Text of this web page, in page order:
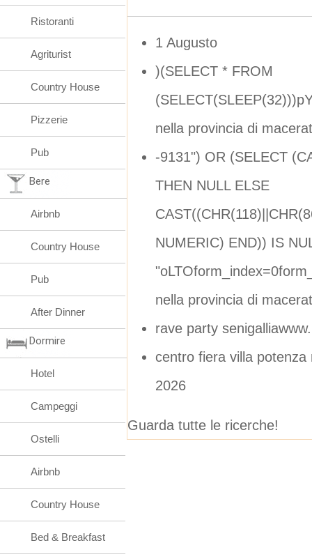
1 Augusto
)(SELECT * FROM
nella provincia di
-9131") OR (SELECT
THEN NULL ELSE
NUMERIC) END)) IS
nella provincia di
rave party
centro fiera villa
2026
Guarda tutte le ricerche!
Ristoranti
Agriturist
Country House
Pizzerie
Pub
Bere
Airbnb
Country House
Pub
After Dinner
Dormire
Hotel
Campeggi
Ostelli
Airbnb
Country House
Bed & Breakfast